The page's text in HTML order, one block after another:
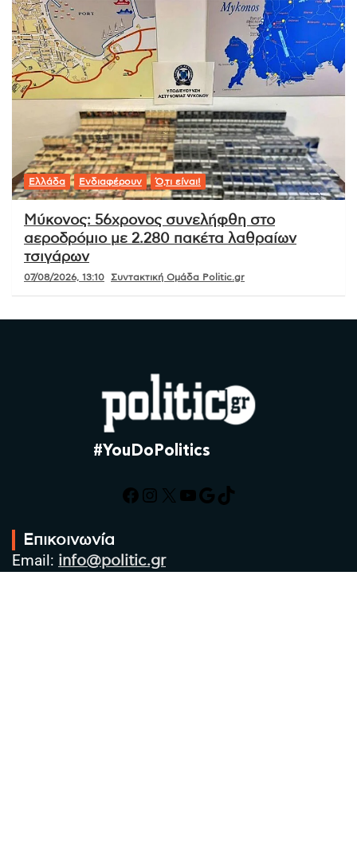
Ελλάδα Ενδιαφέρουν Ό,τι είναι!
Μύκονος: 56χρονος συνελήφθη στο
αεροδρόμιο με 2.280 πακέτα λαθραίων
τσιγάρων
07/08/2026, 13:10 Συντακτική Ομάδα Politic.gr
#YouDoPolitics
Facebook
Instagram
X YouTube
Google
TikTok
Επικοινωνία
Email: info@politic.gr